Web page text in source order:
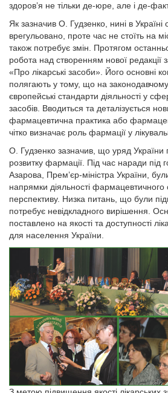
здоров’я не тільки де-юре, але і де-
Як зазначив О. Гудзенко, нині в Україні
врегульовано, проте час не стоїть на
також потребує змін. Протягом
робота над створенням нової редакції
«Про лікарські засоби». Його основні
полягають у тому, що на законо­давчому
європейські стандарти діяльності у
засобів. Вводиться та деталізується
фармацевтична практика або
чітко визначає роль фармації у
О. Гудзенко зазначив, що уряд України
розвитку фармації. Під час наради під
Азарова, Прем’єр-міністра України,
напрямки діяльності
перспективу. Низка питань, що були
потребує невідкладного вирішення.
поставлено на якості та доступності
для населення України.